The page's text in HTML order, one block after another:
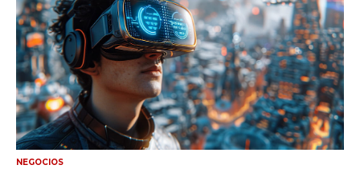
NEGOCIOS